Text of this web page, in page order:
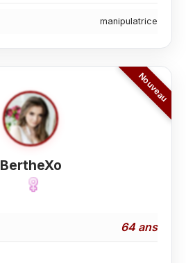
manipulatrice
BertheXo
64 ans